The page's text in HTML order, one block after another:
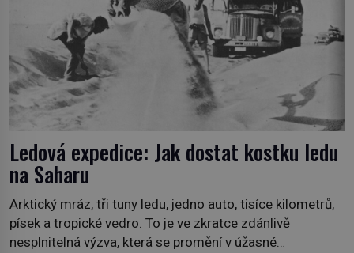
Ledová expedice: Jak dostat kostku ledu
na Saharu
Arktický mráz, tři tuny ledu, jedno auto, tisíce kilometrů,
písek a tropické vedro. To je ve zkratce zdánlivě
nesplnitelná výzva, která se promění v úžasné